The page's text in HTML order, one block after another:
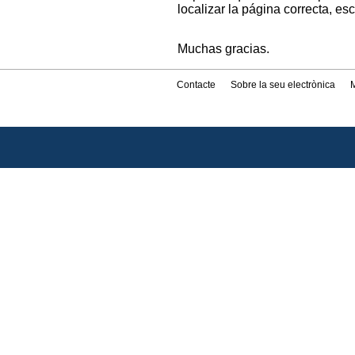
localizar la página correcta,
Muchas gracias.
Contacte Sobre la seu electrònica